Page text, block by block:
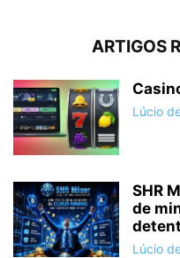
ARTIGOS
Lúcio
SHR
de
Lúcio